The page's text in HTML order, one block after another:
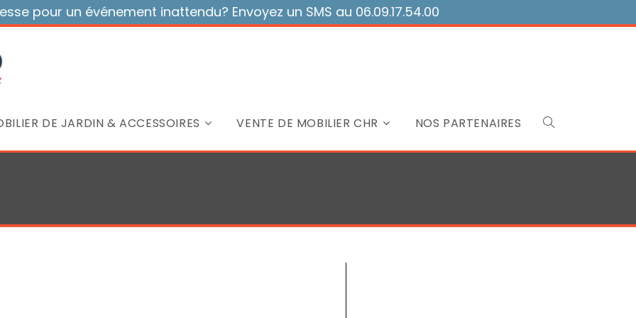
pour un événement inattendu? Envoyez un SMS au 06.09.17.54.00
DE JARDIN & ACCESSOIRES VENTE DE MOBILIER CHR NOS PARTENAIRES Toggle
search